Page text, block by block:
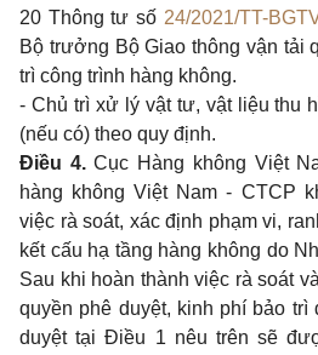
20 Thông tư số 24/2021/TT-
Bộ trưởng Bộ Giao thông vận tải
trì công trình hàng không.
- Chủ trì xử lý vật tư, vật liệu thu
(nếu có) theo quy định.
Điều 4.Cục Hàng không Việt
hàng không Việt Nam- CTCP
việc rà soát, xác định phạm vi,
kết cấu hạ tầng hàng không do
Sau khi hoàn thành việc rà soát
quyền phê duyệt, kinh phí bảo
duyệt tại Điều 1 nêu trên sẽ